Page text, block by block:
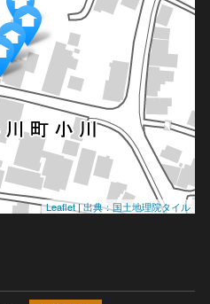
Leaflet|出典：国土地理院タイル